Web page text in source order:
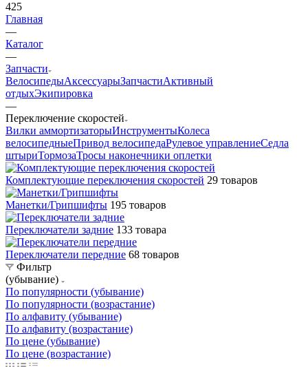
425
Главная
—
Каталог
—
Запчасти
ВелосипедыАксессуарыЗапчастиАктивный
отдыхЭкипировка
—
Переключение скоростей
Вилки аммортизаторыИнструментыКолеса
велосипедныеПривод велосипедаРулевое управлениеСедла
штыриТормозаТросы наконечники оплетки
Комплектующие переключения скоростей 29 товаров
Манетки/Грипшифты 195 товаров
Переключатели задние 133 товара
Переключатели передние 68 товаров
Фильтр
(убывание)
По популярности (убывание)
По популярности (возрастание)
По алфавиту (убывание)
По алфавиту (возрастание)
По цене (убывание)
По цене (возрастание)